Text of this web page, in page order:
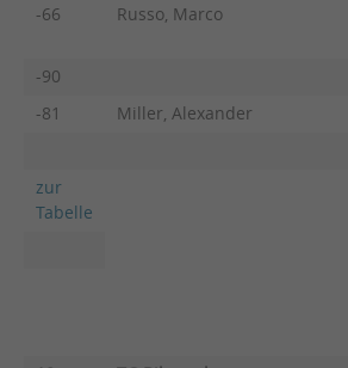
-66
Russo, Marco
-90
-81
Miller, Alexander
zur
Tabelle